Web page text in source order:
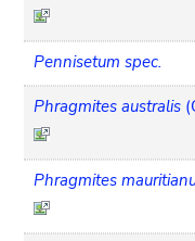
Pennisetum spec.
Phragmites australis
Phragmites